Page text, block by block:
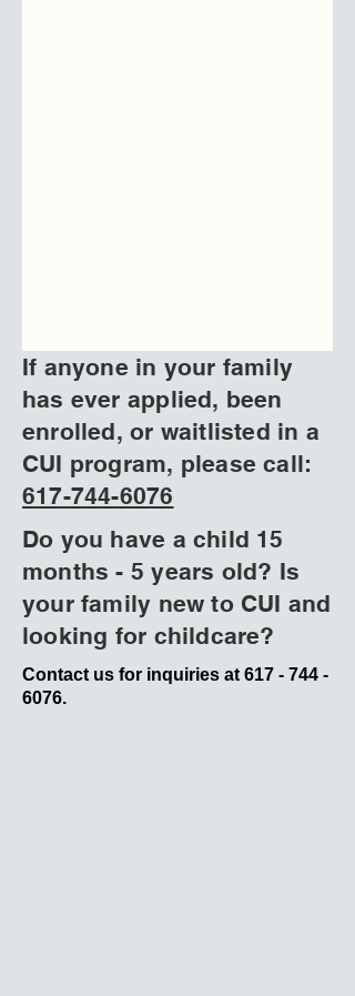
If anyone in your family
has ever applied, been
enrolled, or waitlisted in a
CUI program, please call:
617-744-6076
Do you have a child 15
months - 5 years old? Is
your family new to CUI and
looking for childcare?
Contact us for inquiries at 617 - 744 -
6076.